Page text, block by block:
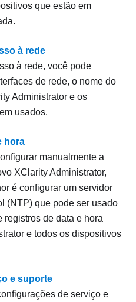
que estão em
à rede
à rede, você pode
de rede, o nome do
Administrator e os
usados.
hora
manualmente a
XClarity Administrator,
é configurar um servidor
(NTP) que pode ser usado
registros de data e hora
e todos os dispositivos
e suporte
de serviço e